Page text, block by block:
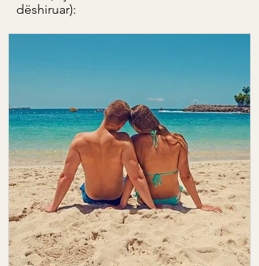
dëshiruar):